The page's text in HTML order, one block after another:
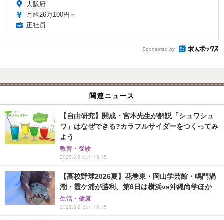
大阪府
月給26万100円～
正社員
Sponsored by
関連ニュース
【自由研究】開成・宮本先生が解説「シュワシュ
ワ」はなぜできる?カラフルサイダーをつくってみ
よう
教育・受験
2026.8.9 Sun 15:15
【高校野球2026夏】花巻東・岡山学芸館・鳴門渦
潮・霞ケ浦が勝利、第6日は横浜vs沖縄尚学ほか
生活・健康
2026.8.9 Sun 13:15